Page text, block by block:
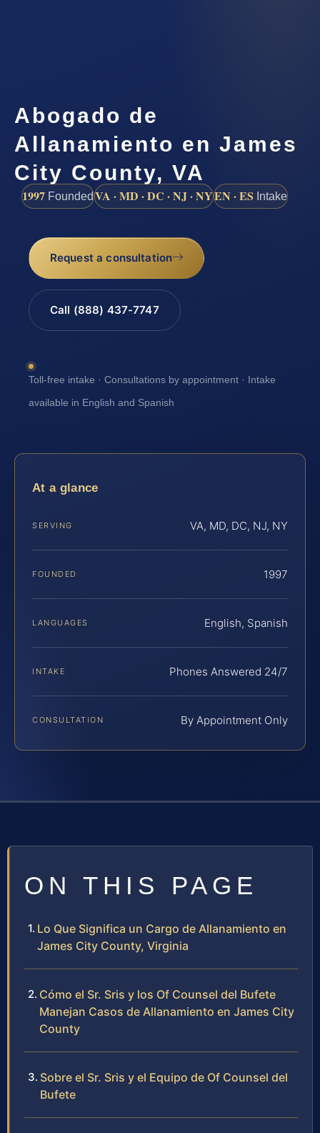
Abogado de
Allanamiento en James
City County, VA
1997 FoundedVA · MD · DC · NJ · NYEN · ES Intake
Request a consultation
Call (888) 437-7747
Toll-free intake · Consultations by appointment · Intake
available in English and Spanish
At a glance
SERVING VA, MD, DC, NJ, NY
FOUNDED 1997
LANGUAGES English, Spanish
INTAKE Phones Answered 24/7
CONSULTATION By Appointment Only
ON THIS PAGE
Lo Que Significa un Cargo de Allanamiento en
James City County, Virginia
Cómo el Sr. Sris y los Of Counsel del Bufete
Manejan Casos de Allanamiento en James City
County
Sobre el Sr. Sris y el Equipo de Of Counsel del
Bufete